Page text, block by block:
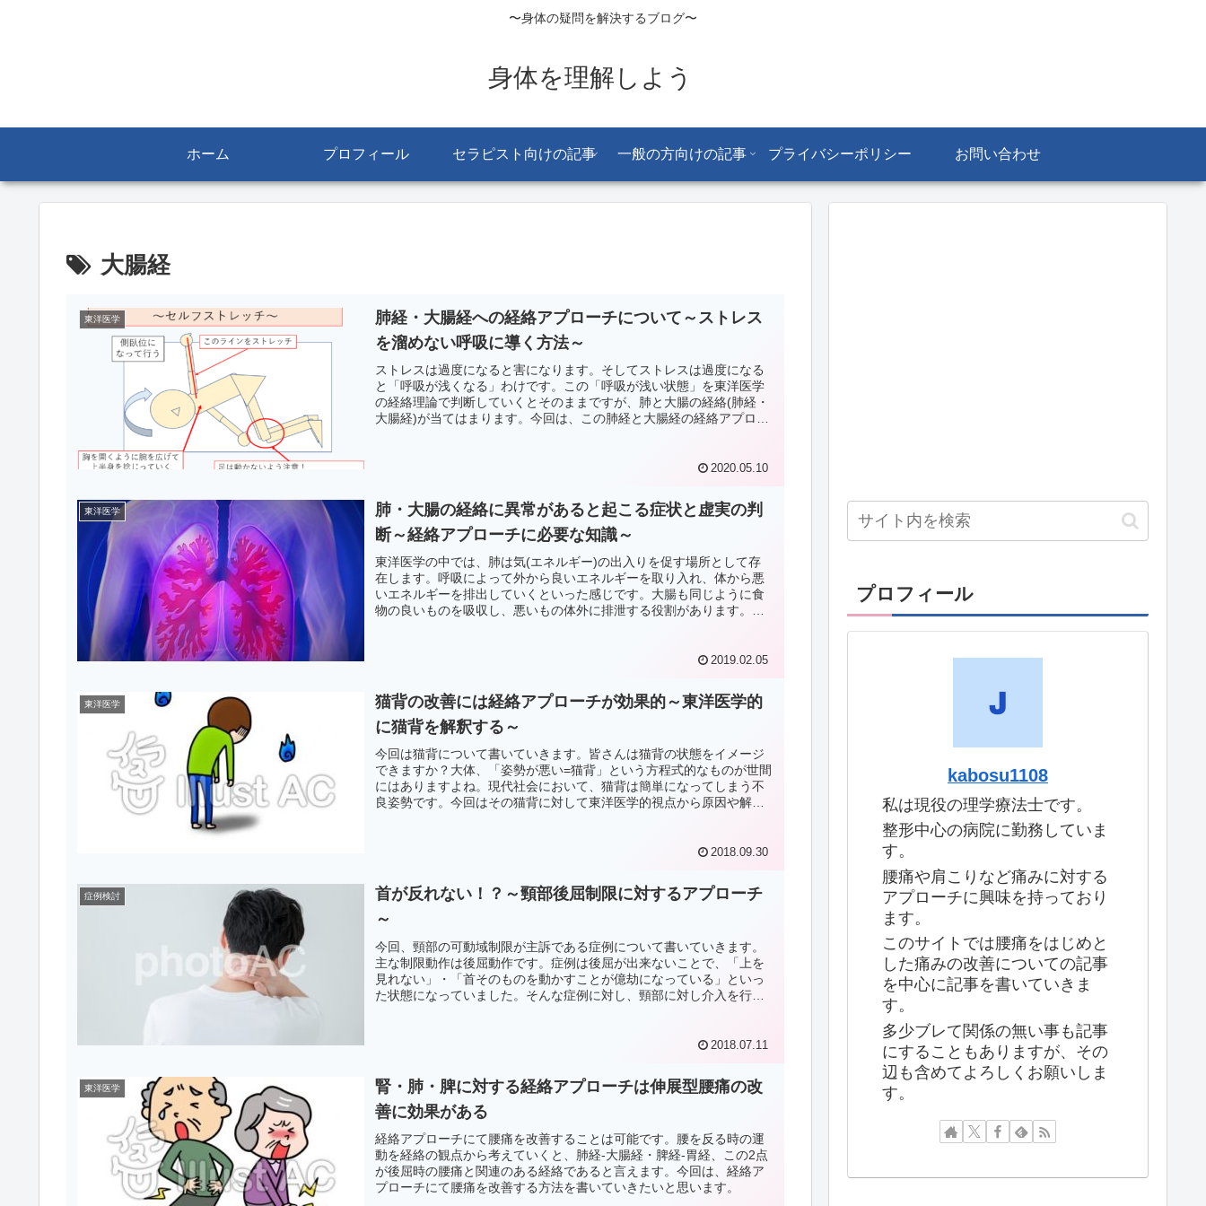
〜身体の疑問を解決するブログ〜
身体を理解しよう
ホーム プロフィール セラピスト向けの記事 一般の方向けの記事 プライバシーポリシー お問い合わせ
大腸経
東洋医学
肺経・大腸経への経絡アプローチについて～ストレス
を溜めない呼吸に導く方法～
ストレスは過度になると害になります。そしてストレスは過度になる
と「呼吸が浅くなる」わけです。この「呼吸が浅い状態」を東洋医学
の経絡理論で判断していくとそのままですが、肺と大腸の経絡(肺経・
大腸経)が当てはまります。今回は、この肺経と大腸経の経絡アプロー
2020.05.10
東洋医学
肺・大腸の経絡に異常があると起こる症状と虚実の判
断～経絡アプローチに必要な知識～
東洋医学の中では、肺は気(エネルギー)の出入りを促す場所として存
在します。呼吸によって外から良いエネルギーを取り入れ、体から悪
いエネルギーを排出していくといった感じです。大腸も同じように食
物の良いものを吸収し、悪いもの体外に排泄する役割があります。こ
2019.02.05
東洋医学
猫背の改善には経絡アプローチが効果的～東洋医学的
に猫背を解釈する～
今回は猫背について書いていきます。皆さんは猫背の状態をイメージ
できますか？大体、「姿勢が悪い=猫背」という方程式的なものが世間
にはありますよね。現代社会において、猫背は簡単になってしまう不
良姿勢です。今回はその猫背に対して東洋医学的視点から原因や解決
2018.09.30
症例検討
首が反れない！？～頸部後屈制限に対するアプローチ
～
今回、頸部の可動域制限が主訴である症例について書いていきます。
主な制限動作は後屈動作です。症例は後屈が出来ないことで、「上を
見れない」・「首そのものを動かすことが億劫になっている」といっ
た状態になっていました。そんな症例に対し、頸部に対し介入を行
2018.07.11
東洋医学
腎・肺・脾に対する経絡アプローチは伸展型腰痛の改
善に効果がある
経絡アプローチにて腰痛を改善することは可能です。腰を反る時の運
動を経絡の観点から考えていくと、肺経-大腸経・脾経-胃経、この2点
が後屈時の腰痛と関連のある経絡であると言えます。今回は、経絡ア
プローチにて腰痛を改善する方法を書いていきたいと思います。
プロフィール
kabosu1108
私は現役の理学療法士です。
整形中心の病院に勤務していま
す。
腰痛や肩こりなど痛みに対する
アプローチに興味を持っており
ます。
このサイトでは腰痛をはじめと
した痛みの改善についての記事
を中心に記事を書いていきま
す。
多少ブレて関係の無い事も記事
にすることもありますが、その
辺も含めてよろしくお願いしま
す。